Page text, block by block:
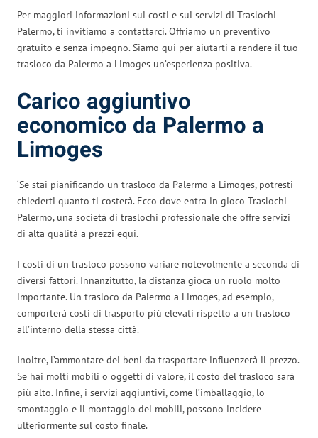
Per maggiori informazioni sui costi e sui servizi di Traslochi
Palermo, ti invitiamo a contattarci. Offriamo un preventivo
gratuito e senza impegno. Siamo qui per aiutarti a rendere il tuo
trasloco da Palermo a Limoges un’esperienza positiva.
Carico aggiuntivo
economico da Palermo a
Limoges
‘Se stai pianificando un trasloco da Palermo a Limoges, potresti
chiederti quanto ti costerà. Ecco dove entra in gioco Traslochi
Palermo, una società di traslochi professionale che offre servizi
di alta qualità a prezzi equi.
I costi di un trasloco possono variare notevolmente a seconda di
diversi fattori. Innanzitutto, la distanza gioca un ruolo molto
importante. Un trasloco da Palermo a Limoges, ad esempio,
comporterà costi di trasporto più elevati rispetto a un trasloco
all’interno della stessa città.
Inoltre, l’ammontare dei beni da trasportare influenzerà il prezzo.
Se hai molti mobili o oggetti di valore, il costo del trasloco sarà
più alto. Infine, i servizi aggiuntivi, come l’imballaggio, lo
smontaggio e il montaggio dei mobili, possono incidere
ulteriormente sul costo finale.